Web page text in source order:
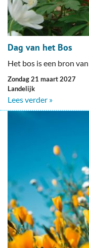
Dag van het Bos
Het bos is een bron
zondag 21 maart 2027
Landelijk
Lees verder »